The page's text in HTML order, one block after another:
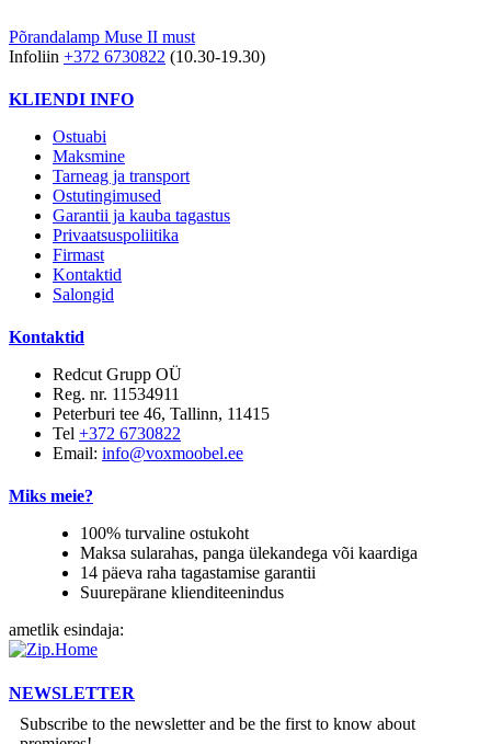
Põrandalamp Muse II must
Infoliin +372 6730822 (10.30-19.30)
KLIENDI INFO
Ostuabi
Maksmine
Tarneag ja transport
Ostutingimused
Garantii ja kauba tagastus
Privaatsuspoliitika
Firmast
Kontaktid
Salongid
Kontaktid
Redcut Grupp OÜ
Reg. nr. 11534911
Peterburi tee 46, Tallinn, 11415
Tel +372 6730822
Email: info@voxmoobel.ee
Miks meie?
100% turvaline ostukoht
Maksa sularahas, panga ülekandega või kaardiga
14 päeva raha tagastamise garantii
Suurepärane klienditeenindus
ametlik esindaja:
NEWSLETTER
Subscribe to the newsletter and be the first to know about